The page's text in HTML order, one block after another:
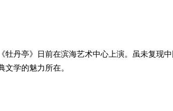
丹亭》日前在滨海艺术中心上演。虽未复现
学的魅力所在。